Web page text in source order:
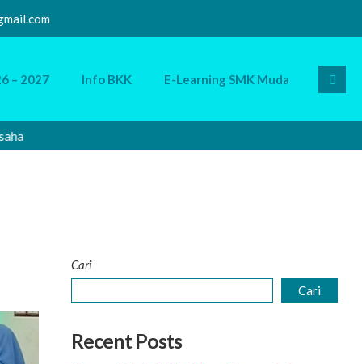
– 2027 Info BKK E-Learning SMK Muda
Cari
Cari
Recent Posts